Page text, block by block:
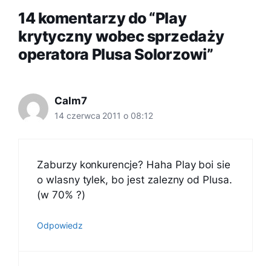
14 komentarzy do “Play
krytyczny wobec sprzedaży
operatora Plusa Solorzowi”
Calm7
14 czerwca 2011 o 08:12
Zaburzy konkurencje? Haha Play boi sie
o wlasny tylek, bo jest zalezny od Plusa.
(w 70% ?)
Odpowiedz